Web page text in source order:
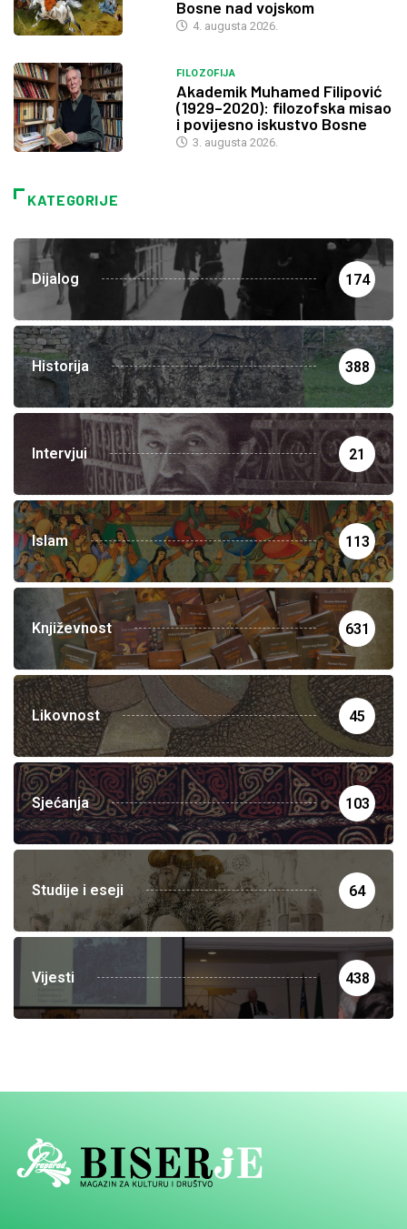
Bosne nad vojskom
4. augusta 2026.
FILOZOFIJA
Akademik Muhamed Filipović
(1929–2020): filozofska misao
i povijesno iskustvo Bosne
3. augusta 2026.
KATEGORIJE
Dijalog 174
Historija 388
Intervjui 21
Islam 113
Književnost 631
Likovnost 45
Sjećanja 103
Studije i eseji 64
Vijesti 438